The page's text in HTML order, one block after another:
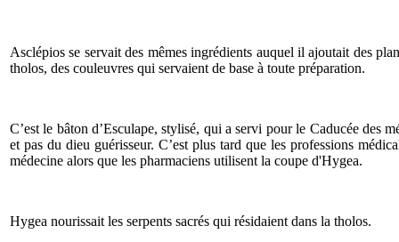
Asclépios se servait des mêmes ingrédients auquel il ajoutait des
tholos, des couleuvres qui servaient de base à toute préparation.
C’est le bâton d’Esculape, stylisé, qui a servi pour le Caducée des
et pas du dieu guérisseur. C’est plus tard que les professions
médecine alors que les pharmaciens utilisent la coupe d'Hygea.
Hygea nourissait les serpents sacrés qui résidaient dans la tholos.